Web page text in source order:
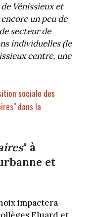
Vénissieux et
un peu de
secteur de
individuelles (le
centre, une
sociale des
dans la
" à
et
impactera